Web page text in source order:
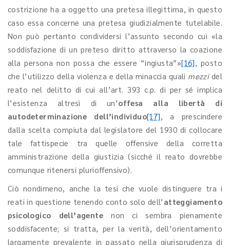
costrizione ha a oggetto una pretesa illegittima, in questo
caso essa concerne una pretesa giudizialmente tutelabile.
Non può pertanto condividersi l’assunto secondo cui «la
soddisfazione di un preteso diritto attraverso la coazione
alla persona non possa che essere “ingiusta”»[16], posto
che l’utilizzo della violenza e della minaccia quali mezzidel
reato nel delitto di cui all’art. 393 c.p. di per sé implica
l’esistenza altresì di un’offesa alla libertà di
autodeterminazione dell’individuo[17], a prescindere
dalla scelta compiuta dal legislatore del 1930 di collocare
tale fattispecie tra quelle offensive della corretta
amministrazione della giustizia (sicché il reato dovrebbe
comunque ritenersi plurioffensivo).
Ciò nondimeno, anche la tesi che vuole distinguere tra i
reati in questione tenendo conto solo dell’ atteggiamento
psicologico dell’agentenon ci sembra pienamente
soddisfacente; si tratta, per la verità, dell’orientamento
largamente prevalente in passato nella giurisprudenza di